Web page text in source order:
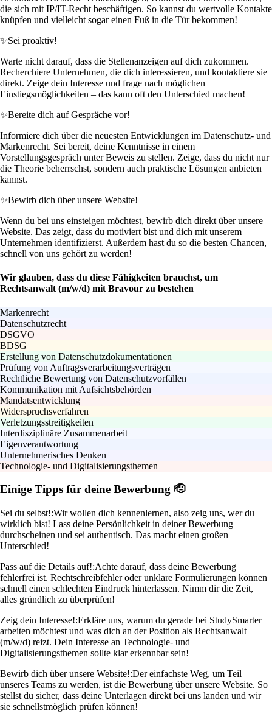
die sich mit IP/IT-Recht beschäftigen. So kannst du wertvolle Kontakte
knüpfen und vielleicht sogar einen Fuß in die Tür bekommen!
✨Sei proaktiv!
Warte nicht darauf, dass die Stellenanzeigen auf dich zukommen.
Recherchiere Unternehmen, die dich interessieren, und kontaktiere sie
direkt. Zeige dein Interesse und frage nach möglichen
Einstiegsmöglichkeiten – das kann oft den Unterschied machen!
✨Bereite dich auf Gespräche vor!
Informiere dich über die neuesten Entwicklungen im Datenschutz- und
Markenrecht. Sei bereit, deine Kenntnisse in einem
Vorstellungsgespräch unter Beweis zu stellen. Zeige, dass du nicht nur
die Theorie beherrschst, sondern auch praktische Lösungen anbieten
kannst.
✨Bewirb dich über unsere Website!
Wenn du bei uns einsteigen möchtest, bewirb dich direkt über unsere
Website. Das zeigt, dass du motiviert bist und dich mit unserem
Unternehmen identifizierst. Außerdem hast du so die besten Chancen,
schnell von uns gehört zu werden!
Wir glauben, dass du diese Fähigkeiten brauchst, um
Rechtsanwalt (m/w/d) mit Bravour zu bestehen
Markenrecht
Datenschutzrecht
DSGVO
BDSG
Erstellung von Datenschutzdokumentationen
Prüfung von Auftragsverarbeitungsverträgen
Rechtliche Bewertung von Datenschutzvorfällen
Kommunikation mit Aufsichtsbehörden
Mandatsentwicklung
Widerspruchsverfahren
Verletzungsstreitigkeiten
Interdisziplinäre Zusammenarbeit
Eigenverantwortung
Unternehmerisches Denken
Technologie- und Digitalisierungsthemen
Einige Tipps für deine Bewerbung 🫡
Sei du selbst!:Wir wollen dich kennenlernen, also zeig uns, wer du
wirklich bist! Lass deine Persönlichkeit in deiner Bewerbung
durchscheinen und sei authentisch. Das macht einen großen
Unterschied!
Pass auf die Details auf!:Achte darauf, dass deine Bewerbung
fehlerfrei ist. Rechtschreibfehler oder unklare Formulierungen können
schnell einen schlechten Eindruck hinterlassen. Nimm dir die Zeit,
alles gründlich zu überprüfen!
Zeig dein Interesse!:Erkläre uns, warum du gerade bei StudySmarter
arbeiten möchtest und was dich an der Position als Rechtsanwalt
(m/w/d) reizt. Dein Interesse an Technologie- und
Digitalisierungsthemen sollte klar erkennbar sein!
Bewirb dich über unsere Website!:Der einfachste Weg, um Teil
unseres Teams zu werden, ist die Bewerbung über unsere Website. So
stellst du sicher, dass deine Unterlagen direkt bei uns landen und wir
sie schnellstmöglich prüfen können!